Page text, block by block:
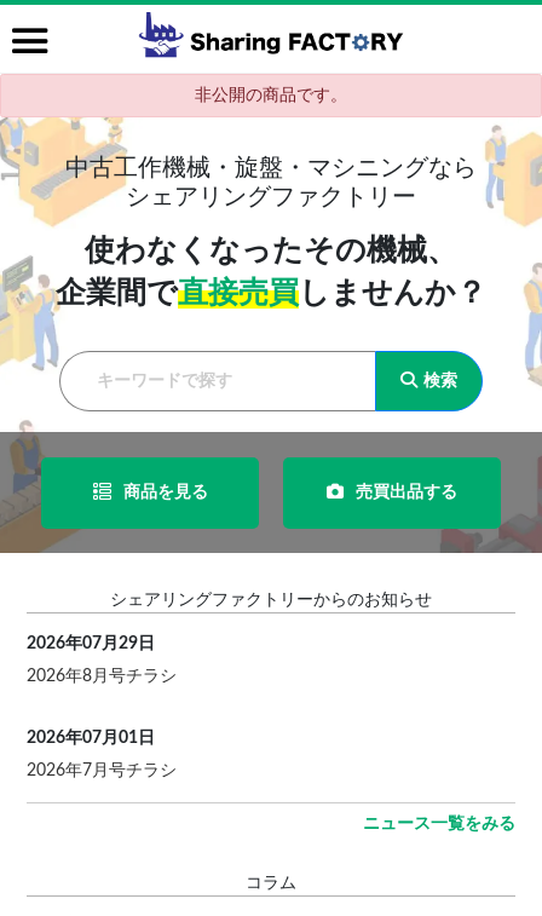
非公開の商品です。
中古工作機械・旋盤・マシニングなら
シェアリングファクトリー
使わなくなったその機械、
企業間で直接売買 しませんか？
検索
商品を見る 売買出品する
シェアリングファクトリーからのお知らせ
2026年07月29日
2026年8月号チラシ
2026年07月01日
2026年7月号チラシ
ニュース一覧をみる
コラム